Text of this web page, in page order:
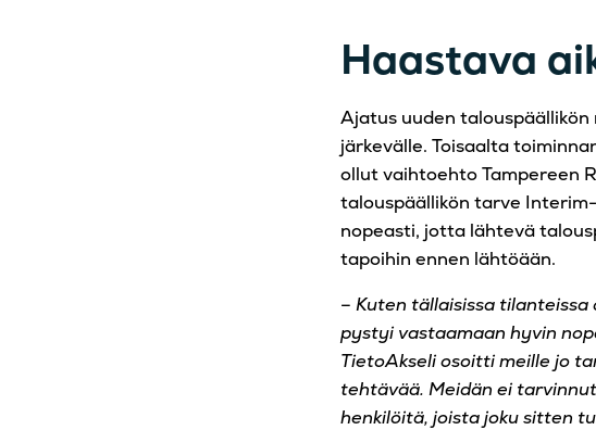
Haastava
Ajatus uuden
järkevälle. Toisaalta
ollut vaihtoehto Tampereen
talouspäällikön tarve
nopeasti, jotta lähtevä
tapoihin ennen lähtöään.
– Kuten tällaisissa tilanteissa
pystyi vastaamaan hyvin
TietoAkseli osoitti meille jo
tehtävää. Meidän ei
henkilöitä, joista joku sitten